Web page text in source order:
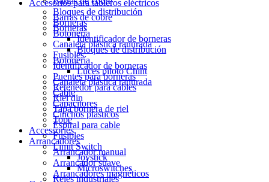
Bloques de distribución
Borneras
Botonería
Canaleta plástica ranurada
Fusibles
Identificador de borneras
Puentes para borneras
Retenedor para cables
Riel din
Tapa bornera de riel
Tope
Accessories
Arrancadores
Arrancador manual
Arrancador suave
Arrancadores magnéticos
Accesorios para tableros eléctricos
Barras de cobre
Borneras
Identificador de borneras
Bloques de distribución
Botonería
Luces piloto Chint
Canaleta plástica ranurada
Cable
Capacitores
Cinchos plasticos
Espiral para cable
Fusibles
Limit Switch
Joystick
Microswitches
Reles industriales